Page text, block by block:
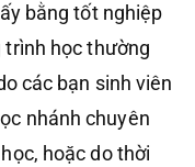
bằng tốt nghiệp
trình học thường
các bạn sinh viên
nhánh chuyên
hoặc do thời